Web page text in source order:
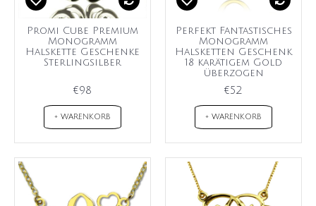
Promi Cube Premium
Monogramm
Halskette Geschenke
Sterlingsilber
€98
+ WARENKORB
Perfekt Fantastisches
Monogramm
Halsketten Geschenk
18 karätigem Gold
überzogen
€52
+ WARENKORB